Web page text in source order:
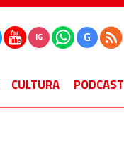
IG G
CULTURA PODCAST